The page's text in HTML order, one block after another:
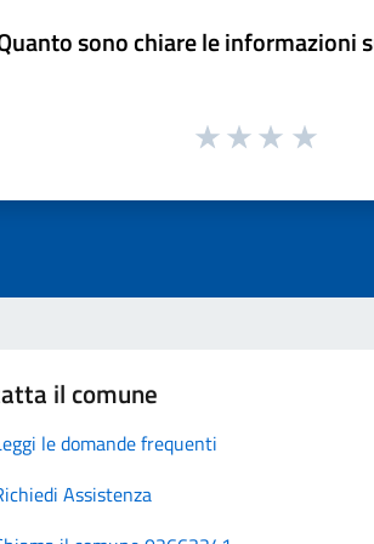
sono chiare le informazioni
il comune
le domande frequenti
Assistenza